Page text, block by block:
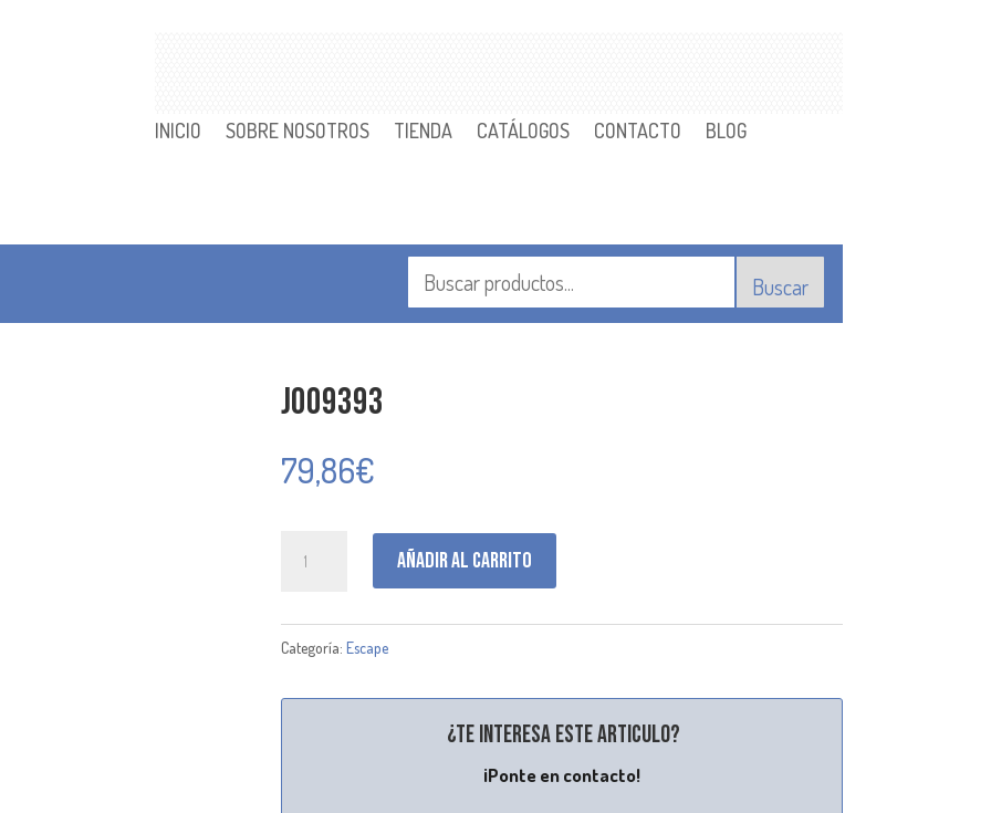
INICIO SOBRE NOSOTROS TIENDA CATÁLOGOS CONTACTO BLOG
Buscar
J009393
79,86€
Añadir al carrito
Categoría: Escape
¿Te interesa este articulo?
¡Ponte en contacto!